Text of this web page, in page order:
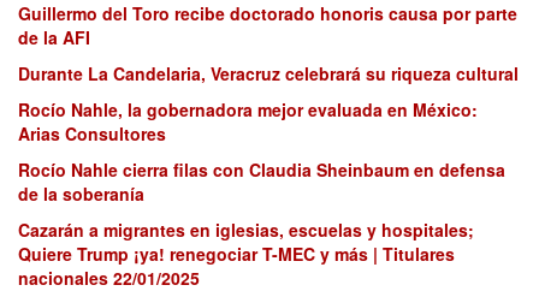
Guillermo del Toro recibe doctorado honoris causa por parte
de la AFI
Durante La Candelaria, Veracruz celebrará su riqueza cultural
Rocío Nahle, la gobernadora mejor evaluada en México:
Arias Consultores
Rocío Nahle cierra filas con Claudia Sheinbaum en defensa
de la soberanía
Cazarán a migrantes en iglesias, escuelas y hospitales;
Quiere Trump ¡ya! renegociar T-MEC y más | Titulares
nacionales 22/01/2025